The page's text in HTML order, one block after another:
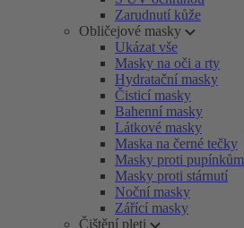
Zarudnutí kůže
Obličejové masky
Ukázat vše
Masky na oči a rty
Hydratační masky
Čisticí masky
Bahenní masky
Látkové masky
Maska na černé tečky
Masky proti pupínkům
Masky proti stárnutí
Noční masky
Zářící masky
Čištění pleti